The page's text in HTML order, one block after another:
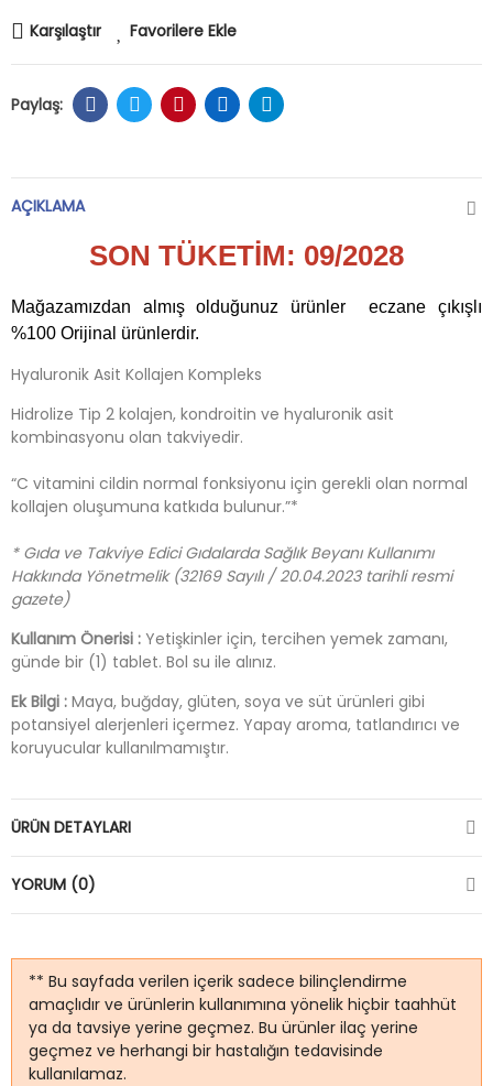
Karşılaştır Favorilere Ekle
AÇIKLAMA
SON TÜKETİM: 09/2028
Mağazamızdan almış olduğunuz ürünler eczane çıkışlı
%100 Orijinal ürünlerdir.
Hyaluronik Asit Kollajen Kompleks
Hidrolize Tip 2 kolajen, kondroitin ve hyaluronik asit
kombinasyonu olan takviyedir.
“C vitamini cildin normal fonksiyonu için gerekli olan normal
kollajen oluşumuna katkıda bulunur.”*
* Gıda ve Takviye Edici Gıdalarda Sağlık Beyanı Kullanımı
Hakkında Yönetmelik (32169 Sayılı / 20.04.2023 tarihli resmi
gazete)
Kullanım Önerisi : Yetişkinler için, tercihen yemek zamanı,
günde bir (1) tablet. Bol su ile alınız.
Ek Bilgi : Maya, buğday, glüten, soya ve süt ürünleri gibi
potansiyel alerjenleri içermez. Yapay aroma, tatlandırıcı ve
koruyucular kullanılmamıştır.
ÜRÜN DETAYLARI
YORUM (0)
** Bu sayfada verilen içerik sadece bilinçlendirme
amaçlıdır ve ürünlerin kullanımına yönelik hiçbir taahhüt
ya da tavsiye yerine geçmez. Bu ürünler ilaç yerine
geçmez ve herhangi bir hastalığın tedavisinde
kullanılamaz.